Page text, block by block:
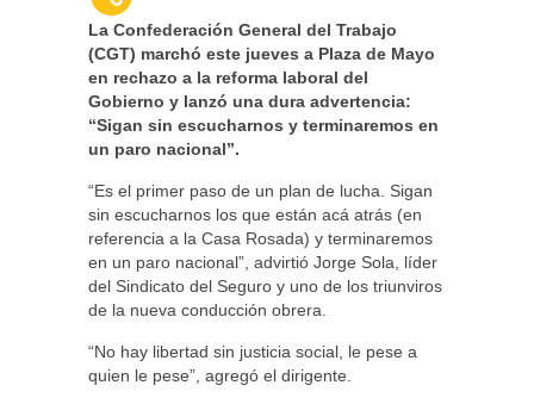
La Confederación General del Trabajo
(CGT) marchó este jueves a Plaza de Mayo
en rechazo a la reforma laboral del
Gobierno y lanzó una dura advertencia:
“Sigan sin escucharnos y terminaremos en
un paro nacional”.
“Es el primer paso de un plan de lucha. Sigan
sin escucharnos los que están acá atrás (en
referencia a la Casa Rosada) y terminaremos
en un paro nacional”, advirtió Jorge Sola, líder
del Sindicato del Seguro y uno de los triunviros
de la nueva conducción obrera.
“No hay libertad sin justicia social, le pese a
quien le pese”, agregó el dirigente.